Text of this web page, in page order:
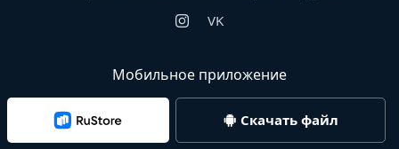
VK
Мобильное приложение
Скачать файл